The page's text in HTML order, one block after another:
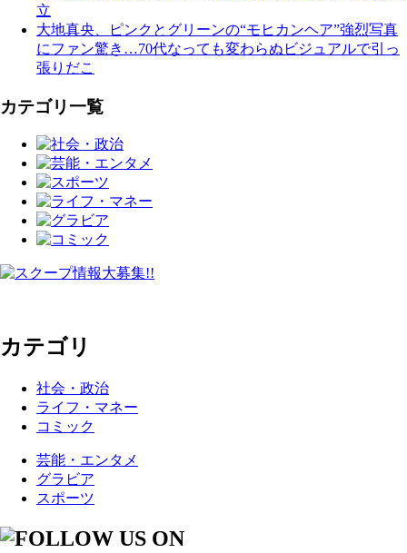
立
大地真央、ピンクとグリーンの“モヒカンヘア”強烈写真
にファン驚き…70代なっても変わらぬビジュアルで引っ
張りだこ
カテゴリ一覧
カテゴリ
社会・政治
ライフ・マネー
コミック
芸能・エンタメ
グラビア
スポーツ